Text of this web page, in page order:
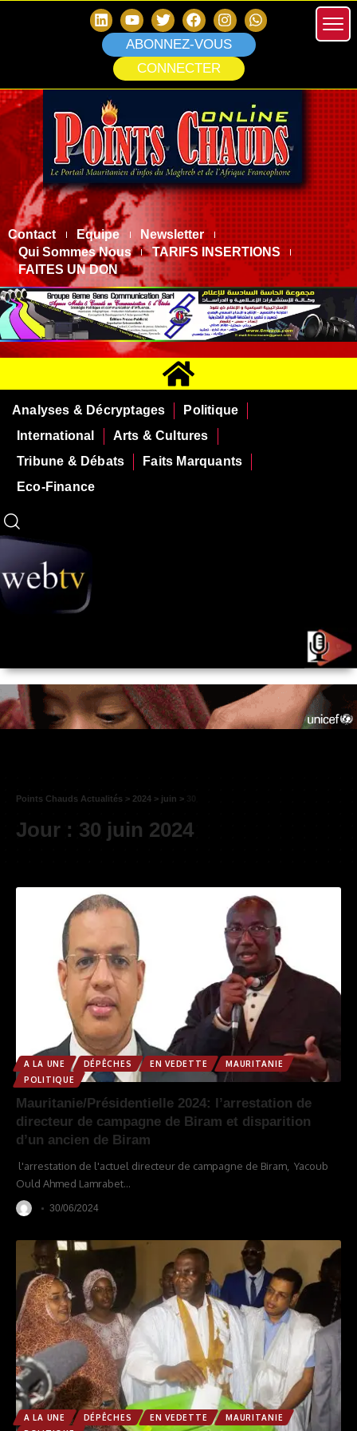
ABONNEZ-VOUS
CONNECTER
Contact Equipe
Newsletter
Qui Sommes Nous
TARIFS INSERTIONS
FAITES UN DON
Analyses & Décryptages
Politique
International
Arts & Cultures
Tribune & Débats
Faits Marquants
Eco-Finance
Points Chauds Actualités > 2024 > juin >
Jour : 30 juin 2024
A LA UNE DÉPÊCHES EN VEDETTE
MAURITANIE
POLITIQUE
Mauritanie/Présidentielle 2024: l’arrestation de
directeur de campagne de Biram et disparition
d’un ancien de Biram
l'arrestation de l'actuel directeur de campagne de Biram, Yacoub
Ould Ahmed Lamrabet…
30/06/2024
A LA UNE DÉPÊCHES EN VEDETTE
MAURITANIE